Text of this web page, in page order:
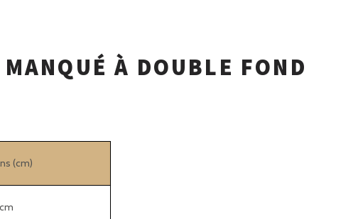
À DOUBLE FOND
(cm)